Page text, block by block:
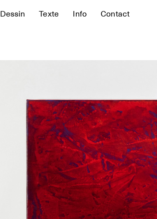
Dessin Texte Info Contact